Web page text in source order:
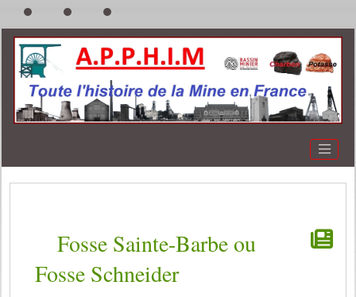
Fosse Sainte-Barbe ou
Fosse Schneider